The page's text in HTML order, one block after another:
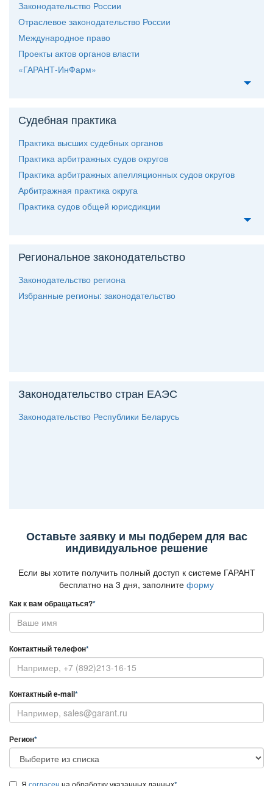
Законодательство России
Отраслевое законодательство России
Международное право
Проекты актов органов власти
«ГАРАНТ-ИнФарм»
Судебная практика
Практика высших судебных органо
Практика арбитражных судов округо
Практика арбитражных апелляционных судов округо
Арбитражная практика округа
Практика судов общей юрисдикции
Региональное законодательство
Законодательство региона
Избранные регионы: законодательство
Законодательство стран ЕАЭС
Законодательство Республики Беларусь
Оставьте заявку и мы подберем для вас
индивидуальное решение
Если вы хотите получить полный доступ к системе ГАРАНТ
есплатно на 3 дня, заполните форму
Как к вам обращаться?*
Контактный телефон*
Контактный e-mail*
Регион*
Я согласен на обработку указанных данных*